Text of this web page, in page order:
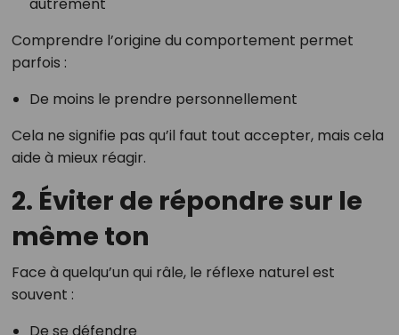
autrement
Comprendre l’origine du comportement permet
parfois :
De moins le prendre personnellement
Cela ne signifie pas qu’il faut tout accepter, mais cela
aide à mieux réagir.
2. Éviter de répondre sur le
même ton
Face à quelqu’un qui râle, le réflexe naturel est
souvent :